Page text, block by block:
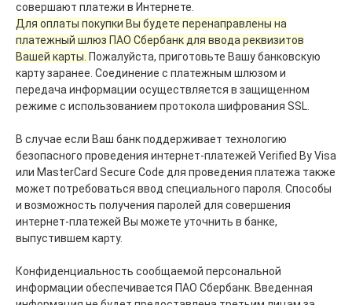
совершают платежи в Интернете.
Для оплаты покупки Вы будете перенаправлены на
платежный шлюз ПАО Сбербанк для ввода реквизитов
Вашей карты. Пожалуйста, приготовьте Вашу банковскую
карту заранее. Соединение с платежным шлюзом и
передача информации осуществляется в защищенном
режиме с использованием протокола шифрования SSL.
В случае если Ваш банк поддерживает технологию
безопасного проведения интернет-платежей Verified By Visa
или MasterCard Secure Code для проведения платежа также
может потребоваться ввод специального пароля. Способы
и возможность получения паролей для совершения
интернет-платежей Вы можете уточнить в банке,
выпустившем карту.
Конфиденциальность сообщаемой персональной
информации обеспечивается ПАО Сбербанк. Введенная